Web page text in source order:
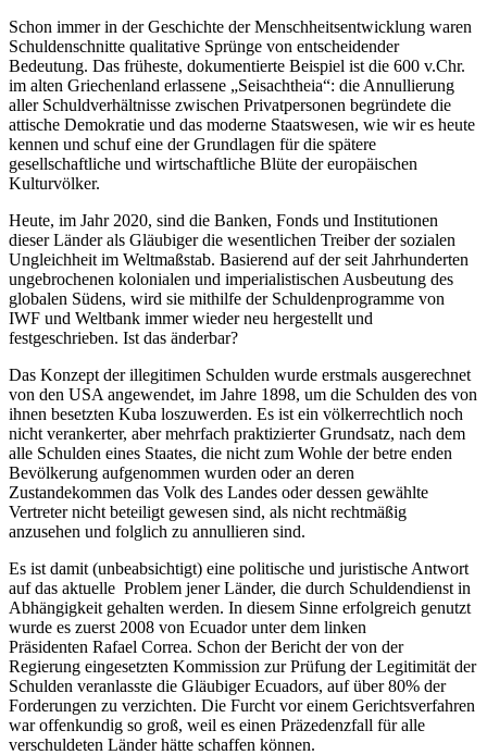
Schon immer in der Geschichte der Menschheitsentwicklung waren
Schuldenschnitte qualitative Sprünge von entscheidender
Bedeutung. Das früheste, dokumentierte Beispiel ist die 600 v.Chr.
im alten Griechenland erlassene „Seisachtheia“: die Annullierung
aller Schuldverhältnisse zwischen Privatpersonen begründete die
attische Demokratie und das moderne Staatswesen, wie wir es heute
kennen und schuf eine der Grundlagen für die spätere
gesellschaftliche und wirtschaftliche Blüte der europäischen
Kulturvölker.
Heute, im Jahr 2020, sind die Banken, Fonds und Institutionen
dieser Länder als Gläubiger die wesentlichen Treiber der sozialen
Ungleichheit im Weltmaßstab. Basierend auf der seit Jahrhunderten
ungebrochenen kolonialen und imperialistischen Ausbeutung des
globalen Südens, wird sie mithilfe der Schuldenprogramme von
IWF und Weltbank immer wieder neu hergestellt und
festgeschrieben. Ist das änderbar?
Das Konzept der illegitimen Schulden wurde erstmals ausgerechnet
von den USA angewendet, im Jahre 1898, um die Schulden des von
ihnen besetzten Kuba loszuwerden. Es ist ein völkerrechtlich noch
nicht verankerter, aber mehrfach praktizierter Grundsatz, nach dem
alle Schulden eines Staates, die nicht zum Wohle der betre enden
Bevölkerung aufgenommen wurden oder an deren
Zustandekommen das Volk des Landes oder dessen gewählte
Vertreter nicht beteiligt gewesen sind, als nicht rechtmäßig
anzusehen und folglich zu annullieren sind.
Es ist damit (unbeabsichtigt) eine politische und juristische Antwort
auf das aktuelle Problem jener Länder, die durch Schuldendienst in
Abhängigkeit gehalten werden. In diesem Sinne erfolgreich genutzt
wurde es zuerst 2008 von Ecuador unter dem linken
Präsidenten Rafael Correa. Schon der Bericht der von der
Regierung eingesetzten Kommission zur Prüfung der Legitimität der
Schulden veranlasste die Gläubiger Ecuadors, auf über 80% der
Forderungen zu verzichten. Die Furcht vor einem Gerichtsverfahren
war offenkundig so groß, weil es einen Präzedenzfall für alle
verschuldeten Länder hätte schaffen können.